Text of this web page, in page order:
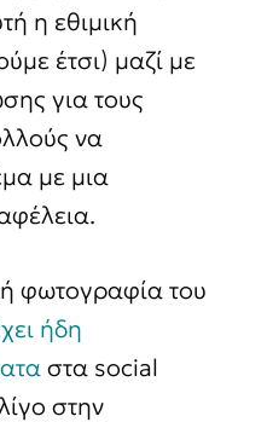
η εθιμική
έτσι) μαζί με
για τους
να
με μια
φωτογραφία του
ήδη
στα social
στην